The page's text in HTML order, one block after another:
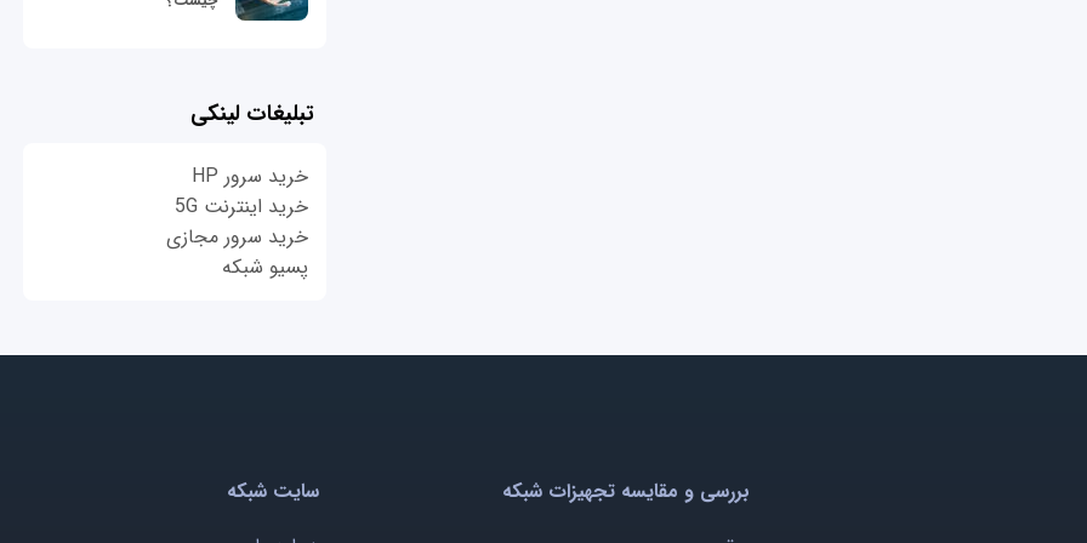
تبلیغات لینکی
خرید سرور HP
خرید اینترنت 5G
خرید سرور مجازی
پسیو شبکه
بررسی و مقایسه تجهیزات شبکه
سایت شبکه